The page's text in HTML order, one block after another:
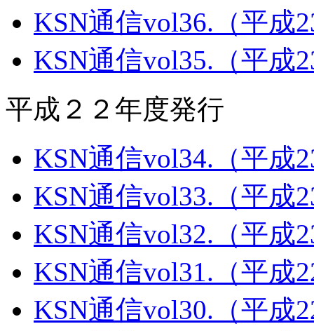
KSN通信vol36.（平成
KSN通信vol35.（平成
平成２２年度発行
KSN通信vol34.（平成
KSN通信vol33.（平成
KSN通信vol32.（平成
KSN通信vol31.（平成
KSN通信vol30.（平成